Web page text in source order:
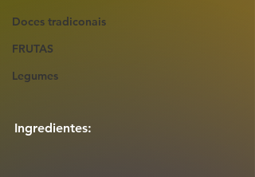
Doces tradiconais
FRUTAS
Legumes
Ingredientes: